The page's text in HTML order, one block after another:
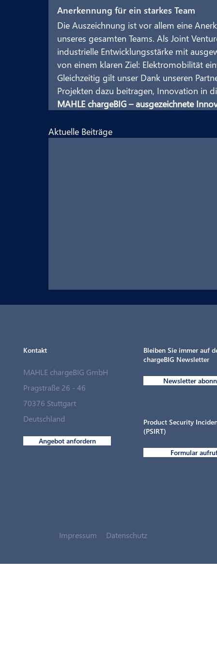
Anerkennung für ein starkes Team
Die Auszeichnung ist vor allem eine
unseres gesamten Teams. Als Joint
industrielle Entwicklungsstärke mit
von einem klaren Ziel: Elektromobilität
Gleichzeitig gilt unser Dank unseren
Projekten dazu beitragen, Innovation in
MAHLE chargeBIG – ausgezeichnete
Aktuelle Beiträge
MAHLE chargeBIG schließt strategische
Partnerschaft mit Langmatz Energy
Kontakt
MAHLE chargeBIG GmbH
Pragstraße 26 - 46
70376 Stuttgart
Deutschland
Angebot anfordern
Bleiben Sie immer auf
chargeBIG Newsletter
Newsletter
Product Security
(PSIRT)
Formular
Impressum Datenschutz